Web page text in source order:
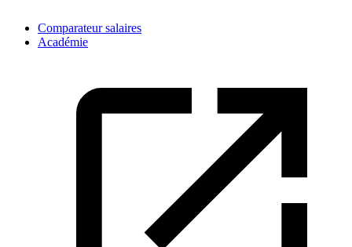
Comparateur salaires
Académie